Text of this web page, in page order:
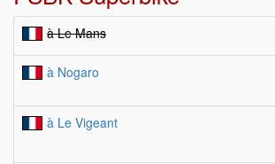
à Le Mans
à Nogaro
à Le Vigeant